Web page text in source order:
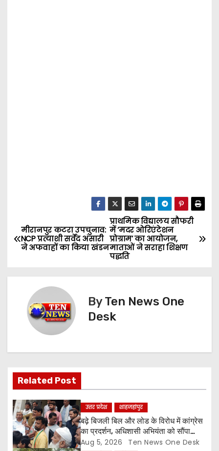
P
o
v
i
g
a
t
प्राथमिक विद्यालय सौफरी
में ‘मदर ओरिएंटेशन
प्रोग्राम’ का आयोजन,
माताओं ने सराहा शिक्षण
पद्धति
मीरानपुर कटरा उपचुनाव:
NCP प्रत्याशी सर्वेद अंसारी
ने अफवाहों का किया खंडन
ByTen News One
Desk
Related Post
उत्तर प्रदेश शाहजहांपुर
बढ़े बिजली बिल और लोड के विरोध में कांग्रेस
का प्रदर्शन, अधिशासी अभियंता को सौंपा
ज्ञापन
Aug 5, 2026 Ten News One Desk